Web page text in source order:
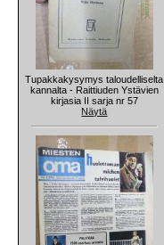
Tupakkakysymys taloudelliselta
kannalta - Raittiuden Ystävien
kirjasia II sarja nr 57
Näytä